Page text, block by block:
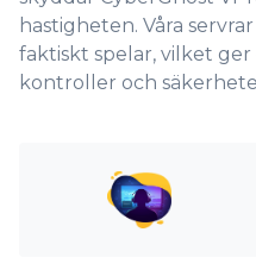
hastigheten. Våra
faktiskt spelar, vilket
kontroller och